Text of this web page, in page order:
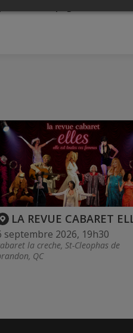
l'accompagnateur
LA REVUE CABARET
septembre 2026, 19h30
la creche, St-Cleophas de
QC